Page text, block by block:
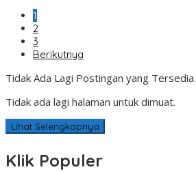
1
2
3
Berikutnya
Tidak Ada Lagi Postingan yang Tersedia.
Tidak ada lagi halaman untuk dimuat.
Lihat Selengkapnya
Klik Populer